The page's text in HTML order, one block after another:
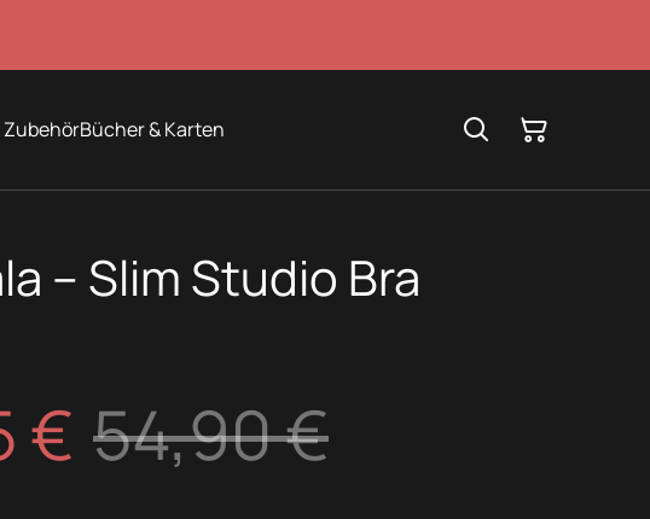
ZubehörBücher & Karten
– Slim Studio Bra
€ 54,90 €